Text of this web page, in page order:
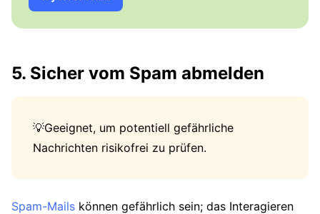
5. Sicher vom Spam abmelden
💡Geeignet, um potentiell gefährliche
Nachrichten risikofrei zu prüfen.
Spam-Mails können gefährlich sein; das Interagieren